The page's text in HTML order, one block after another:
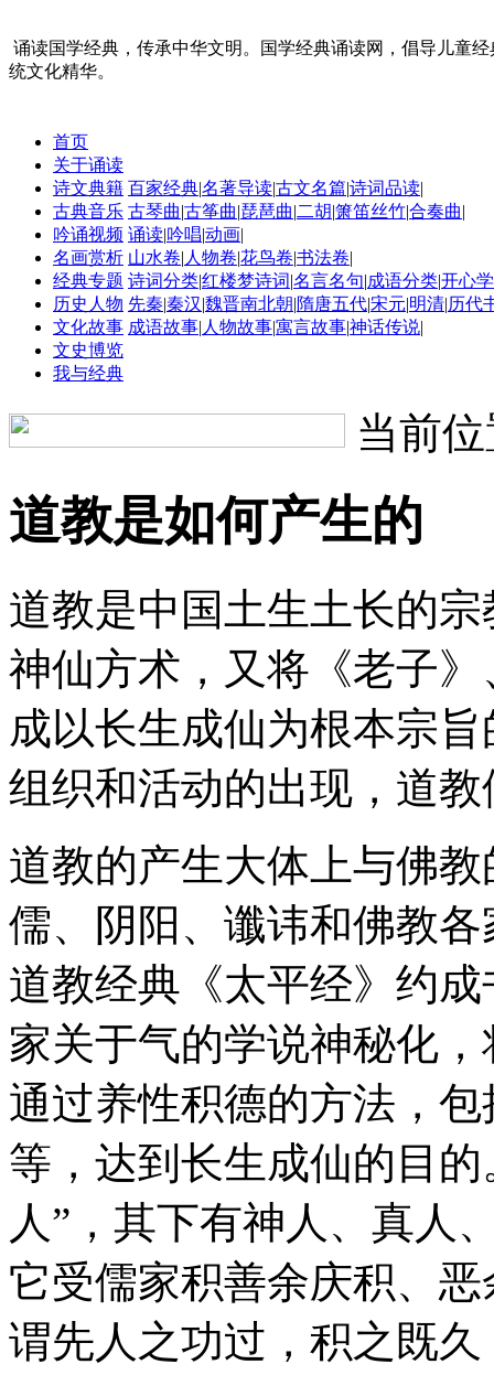
诵读国学经典，传承中华文明。国学经典诵读网，倡导儿童
统文化精华。
首页
关于诵读
诗文典籍 百家经典|名著导读|古文名篇|诗词品读|
古典音乐 古琴曲|古筝曲|琵琶曲|二胡|箫笛丝竹|合奏曲|
吟诵视频 诵读|吟唱|动画|
名画赏析 山水卷| 人物卷|花鸟卷|书法卷|
经典专题 诗词分类|红楼梦诗词|名言名句|成语分类|开心
历史人物 先秦|秦汉|魏晋南北朝|隋唐五代|宋元|明清|历代
文化故事 成语故事| 人物故事|寓言故事|神话传说|
文史博览
我与经典
当前
道教是如何产生的
道教是中国土生土长的
神仙方术，又将《老子
成以长生成仙为根本宗
组织和活动的出现，道
道教的产生大体上与佛
儒、阴阳、谶讳和佛教
道教经典《太平经》约
家关于气的学说神秘化
通过养性积德的方法，
等，达到长生成仙的目
人”，其下有神人、真人
它受儒家积善余庆积、
谓先人之功过，积之既